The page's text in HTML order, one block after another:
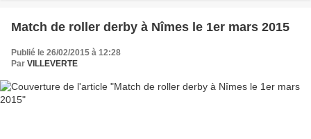
Match de roller derby à Nîmes le 1er mars 2015
Publié le 26/02/2015 à 12:28
Par VILLEVERTE